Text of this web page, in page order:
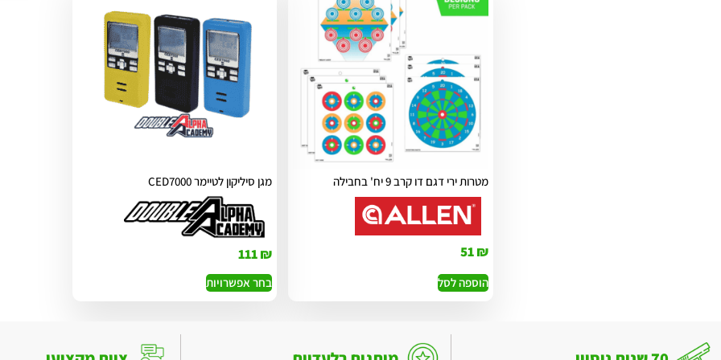
מטרות ירי דגם דו קרב 9 יח' בחבילה
51₪
הוספה לסל
מגן סיליקון לטיימר CED7000
111₪
בחר אפשרויות